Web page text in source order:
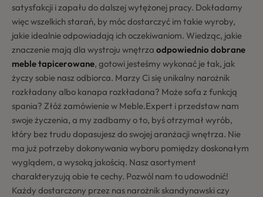
satysfakcji i zapału do dalszej wytężonej pracy. Dokładamy
więc wszelkich starań, by móc dostarczyć im takie wyroby,
jakie idealnie odpowiadają ich oczekiwaniom. Wiedząc, jakie
znaczenie mają dla wystroju wnętrza odpowiednio dobrane
meble tapicerowane, gotowi jesteśmy wykonać je tak, jak
życzy sobie nasz odbiorca. Marzy Ci się unikalny narożnik
rozkładany albo kanapa rozkładana? Może sofa z funkcją
spania? Złóż zamówienie w Meble.Expert i przedstaw nam
swoje życzenia, a my zadbamy o to, byś otrzymał wyrób,
który bez trudu dopasujesz do swojej aranżacji wnętrza. Nie
ma już potrzeby dokonywania wyboru pomiędzy doskonałym
wyglądem, a wysoką jakością. Nasz asortyment
charakteryzują obie te cechy. Pozwól nam to udowodnić!
Każdy dostarczony przez nas narożnik skandynawski czy